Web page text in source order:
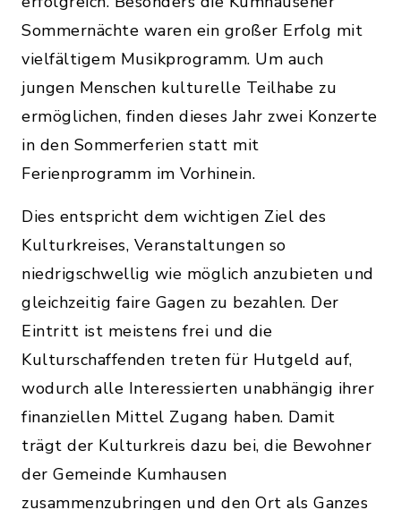
Sommernächte waren ein großer Erfolg mit
vielfältigem Musikprogramm. Um auch
jungen Menschen kulturelle Teilhabe zu
ermöglichen, finden dieses Jahr zwei Konzerte
in den Sommerferien statt mit
Ferienprogramm im Vorhinein.
Dies entspricht dem wichtigen Ziel des
Kulturkreises, Veranstaltungen so
niedrigschwellig wie möglich anzubieten und
gleichzeitig faire Gagen zu bezahlen. Der
Eintritt ist meistens frei und die
Kulturschaffenden treten für Hutgeld auf,
wodurch alle Interessierten unabhängig ihrer
finanziellen Mittel Zugang haben. Damit
trägt der Kulturkreis dazu bei, die Bewohner
der Gemeinde Kumhausen
zusammenzubringen und den Ort als Ganzes